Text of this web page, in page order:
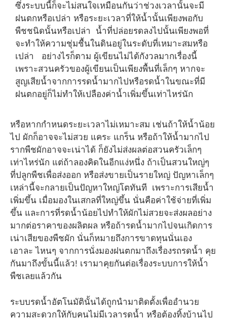
ซึ่งระบบนี้ก็จะไม่สนใจเหมือนกันว่าช่วงเวลานั้นจะมี
ฝนตกหรือเปล่า หรือระยะเวลาที่ให้น้ำนั้นเพียงพอกับ
พืชชนิดนั้นหรือเปล่า น้ำที่ปล่อยรดลงไปนั้นเพียงพอที่
จะทำให้ความชุ่มชื้นในดินอยู่ในระดับที่เหมาะสมหรือ
เปล่า อย่างไรก็ตาม ผู้เขียนไม่ได้กังวลมากเรื่องนี้
เพราะสวนครัวของผู้เขียนเป็นเพียงพื้นที่เล็กๆ หากจะ
สูญเสียน้ำจากการรดน้ำมากไปหรือรดน้ำในขณะที่มี
ฝนตกอยู่ก็ไม่ทำให้เปลืองค่าน้ำเพิ่มขึ้นเท่าไหร่นัก
หรือหากกำหนดระยะเวลาไม่เหมาะสม เช่นถ้าให้น้ำน้อย
ไป ผักก็อาจจะไม่สวย แคระ แกร็น หรือถ้าให้น้ำมากไป
รากพืชผักอาจจะเน่าได้ ก็ยังไม่ส่งผลต่อสวนครัวเล็กๆ
เท่าไหร่นัก แต่ถ้าลองคิดในอีกแง่หนึ่ง ถ้าเป็นสวนใหญ่ๆ
ที่ปลูกพืชเพื่อส่งออก หรือส่งขายเป็นรายใหญ่ ปัญหาเล็กๆ
เหล่านี้จะกลายเป็นปัญหาใหญ่โตทันที เพราะการเสียน้ำ
เพิ่มขึ้น เมื่อมองในเสกลที่ใหญ่ขึ้น นั่นคือค่าใช้จ่ายที่เพิ่ม
ขึ้น และการที่รดน้ำน้อยไปทำให้ผักไม่สวยจะส่งผลอย่าง
มากต่อราคาของผลิตผล หรือถ้ารดน้ำมากไปจนเกิดการ
เน่าเสียของพืชผัก นั่นก็หมายถึงการขาดทุนนั่นเอง
เอาละ ไหนๆ จากการนั่งมองฝนตกมาถึงเรื่องรถรดน้ำ คุย
กันมาถึงขั้นนี้แล้ว! เรามาคุยกันต่อเรื่องระบบการให้น้ำ
พืชเลยแล้วกัน
ระบบรดน้ำอัตโนมัตินั้นได้ถูกนำมาติดตั้งเพื่ออำนวย
ความสะดวกให้กับคนไม่มีเวลารดน้ำ หรือต้องทิ้งบ้านไป